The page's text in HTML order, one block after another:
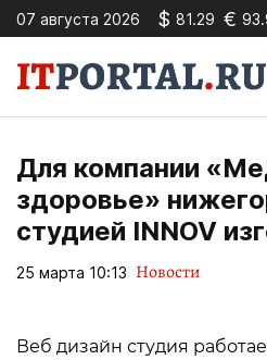
07 августа 2026 $ 81.29 €
Для компании
здоровье»
студией INNOV
25 марта 10:13 Новости
Веб дизайн студия